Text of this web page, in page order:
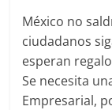
México no
ciudadanos
esperan
Se necesita
Empresarial,